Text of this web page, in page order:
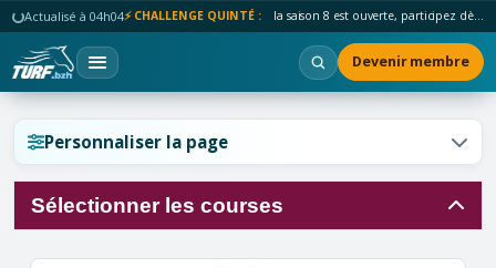
Actualisé à 04h04⚡ CHALLENGE QUINTÉ : la saison 8 est ouverte, participez dès maintenant !
Devenir membre
Personnaliser la page
Sélectionner les courses
Réinitialiser l'affichage ?